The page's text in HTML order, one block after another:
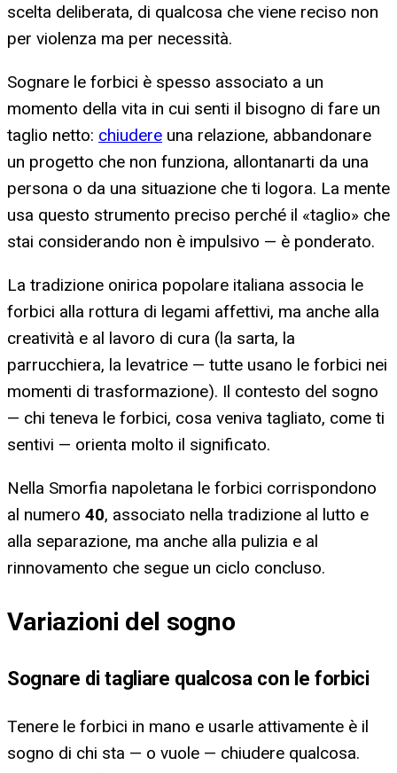
scelta deliberata, di qualcosa che viene reciso non
per violenza ma per necessità.
Sognare le forbici è spesso associato a un
momento della vita in cui senti il bisogno di fare un
taglio netto: chiudere una relazione, abbandonare
un progetto che non funziona, allontanarti da una
persona o da una situazione che ti logora. La mente
usa questo strumento preciso perché il «taglio» che
stai considerando non è impulsivo — è ponderato.
La tradizione onirica popolare italiana associa le
forbici alla rottura di legami affettivi, ma anche alla
creatività e al lavoro di cura (la sarta, la
parrucchiera, la levatrice — tutte usano le forbici nei
momenti di trasformazione). Il contesto del sogno
— chi teneva le forbici, cosa veniva tagliato, come ti
sentivi — orienta molto il significato.
Nella Smorfia napoletana le forbici corrispondono
al numero 40, associato nella tradizione al lutto e
alla separazione, ma anche alla pulizia e al
rinnovamento che segue un ciclo concluso.
Variazioni del sogno
Sognare di tagliare qualcosa con le forbici
Tenere le forbici in mano e usarle attivamente è il
sogno di chi sta — o vuole — chiudere qualcosa.